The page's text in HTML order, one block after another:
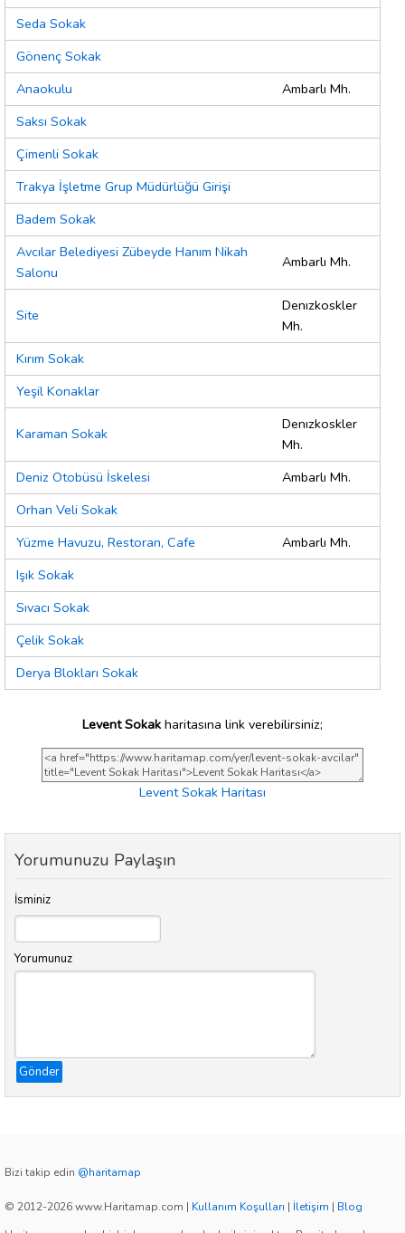
Seda Sokak
Gönenç Sokak
Anaokulu
Ambarlı Mh.
Saksı Sokak
Çimenli Sokak
Trakya İşletme Grup Müdürlüğü Girişi
Badem Sokak
Avcılar Belediyesi Zübeyde Hanım Nikah
Salonu
Ambarlı Mh.
Site
Denızkoskler
Mh.
Kırım Sokak
Yeşil Konaklar
Karaman Sokak
Denızkoskler
Mh.
Deniz Otobüsü İskelesi
Ambarlı Mh.
Orhan Veli Sokak
Yüzme Havuzu, Restoran, Cafe
Ambarlı Mh.
Işık Sokak
Sıvacı Sokak
Çelik Sokak
Derya Blokları Sokak
Levent Sokak haritasına link verebilirsiniz;
Levent Sokak Haritası
Yorumunuzu Paylaşın
İsminiz
Yorumunuz
Gönder
Bizi takip edin @haritamap
© 2012-2026 www.Haritamap.com | Kullanım Koşulları | İletişim | Blog